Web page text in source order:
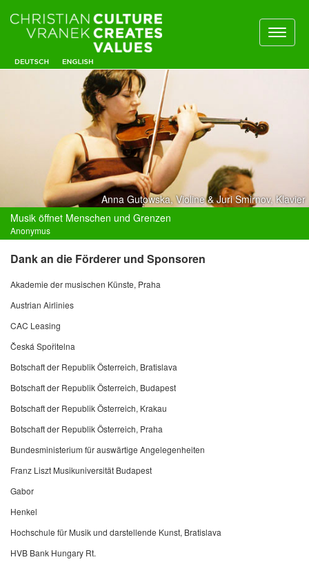
Anna Gutowska, Violine & Juri Smirnov, Klavier
Musik öffnet Menschen und Grenzen
Anonymus
Dank an die Förderer und Sponsoren
Akademie der musischen Künste, Praha
Austrian Airlinies
CAC Leasing
Česká Spořitelna
Botschaft der Republik Österreich, Bratislava
Botschaft der Republik Österreich, Budapest
Botschaft der Republik Österreich, Krakau
Botschaft der Republik Österreich, Praha
Bundesministerium für auswärtige Angelegenheiten
Franz Liszt Musikuniversität Budapest
Gabor
Henkel
Hochschule für Musik und darstellende Kunst, Bratislava
HVB Bank Hungary Rt.